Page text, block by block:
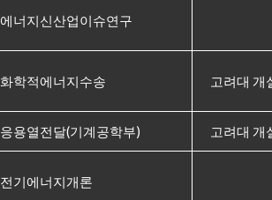
에너지신산업이슈연구
화학적에너지수송 고려대 개
응용열전달(기계공학부) 고려대 개
전기에너지개론